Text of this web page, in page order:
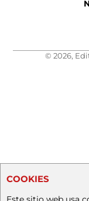
© 2026,
COOKIES